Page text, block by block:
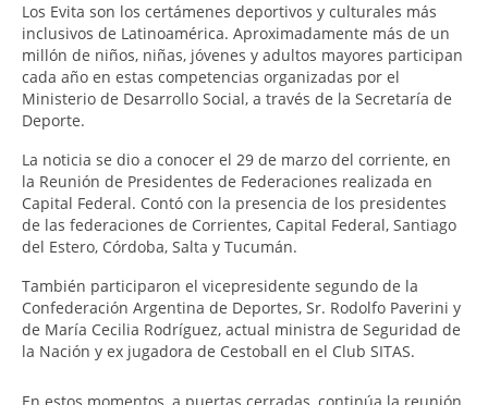
Los Evita son los certámenes deportivos y culturales más
inclusivos de Latinoamérica. Aproximadamente más de un
millón de niños, niñas, jóvenes y adultos mayores participan
cada año en estas competencias organizadas por el
Ministerio de Desarrollo Social, a través de la Secretaría de
Deporte.
La noticia se dio a conocer el 29 de marzo del corriente, en
la Reunión de Presidentes de Federaciones realizada en
Capital Federal. Contó con la presencia de los presidentes
de las federaciones de Corrientes, Capital Federal, Santiago
del Estero, Córdoba, Salta y Tucumán.
También participaron el vicepresidente segundo de la
Confederación Argentina de Deportes, Sr. Rodolfo Paverini y
de María Cecilia Rodríguez, actual ministra de Seguridad de
la Nación y ex jugadora de Cestoball en el Club SITAS.